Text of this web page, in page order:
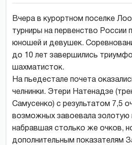
Вчера в курортном поселке
турниры на первенство России
юношей и девушек.
до 10 лет завершились
шахматисток.
На пьедестале почета
челнинки. Этери Натенадзе
Самусенко) с результатом 7,5
возможных завоевала золотую
набравшая столько же очков,
дополнительным показателям